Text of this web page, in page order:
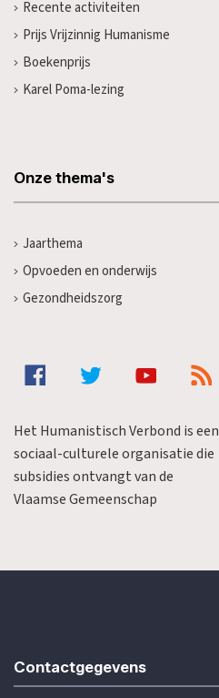
Recente activiteiten
Prijs Vrijzinnig Humanisme
Boekenprijs
Karel Poma-lezing
Onze thema's
Jaarthema
Opvoeden en onderwijs
Gezondheidszorg
Het Humanistisch Verbond is een
sociaal-culturele organisatie die
subsidies ontvangt van de
Vlaamse Gemeenschap
Contactgegevens